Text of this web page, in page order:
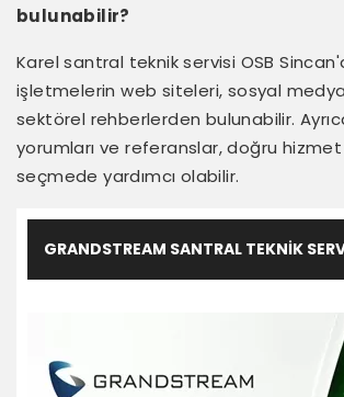
bulunabilir?
Karel santral teknik servisi OSB
işletmelerin web siteleri, sosyal
sektörel rehberlerden bulunabilir.
yorumları ve referanslar, doğru hizmet
seçmede yardımcı olabilir.
GRANDSTREAM SANTRAL TEKNIK